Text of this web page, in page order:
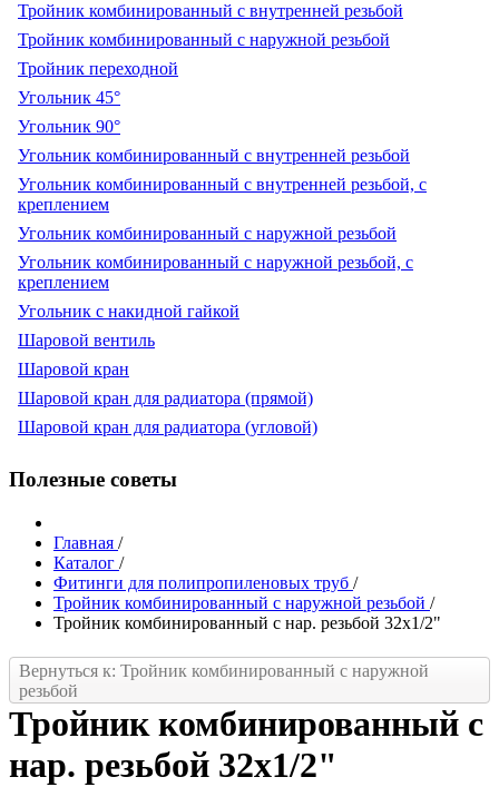
Тройник комбинированный с внутренней резьбой
Тройник комбинированный с наружной резьбой
Тройник переходной
Угольник 45°
Угольник 90°
Угольник комбинированный с внутренней резьбой
Угольник комбинированный с внутренней резьбой, с
креплением
Угольник комбинированный с наружной резьбой
Угольник комбинированный с наружной резьбой, с
креплением
Угольник с накидной гайкой
Шаровой вентиль
Шаровой кран
Шаровой кран для радиатора (прямой)
Шаровой кран для радиатора (угловой)
Полезные советы
Главная /
Каталог /
Фитинги для полипропиленовых труб /
Тройник комбинированный с наружной резьбой /
Тройник комбинированный с нар. резьбой 32х1/2"
Вернуться к: Тройник комбинированный с наружной
резьбой
Тройник комбинированный с
нар. резьбой 32х1/2"